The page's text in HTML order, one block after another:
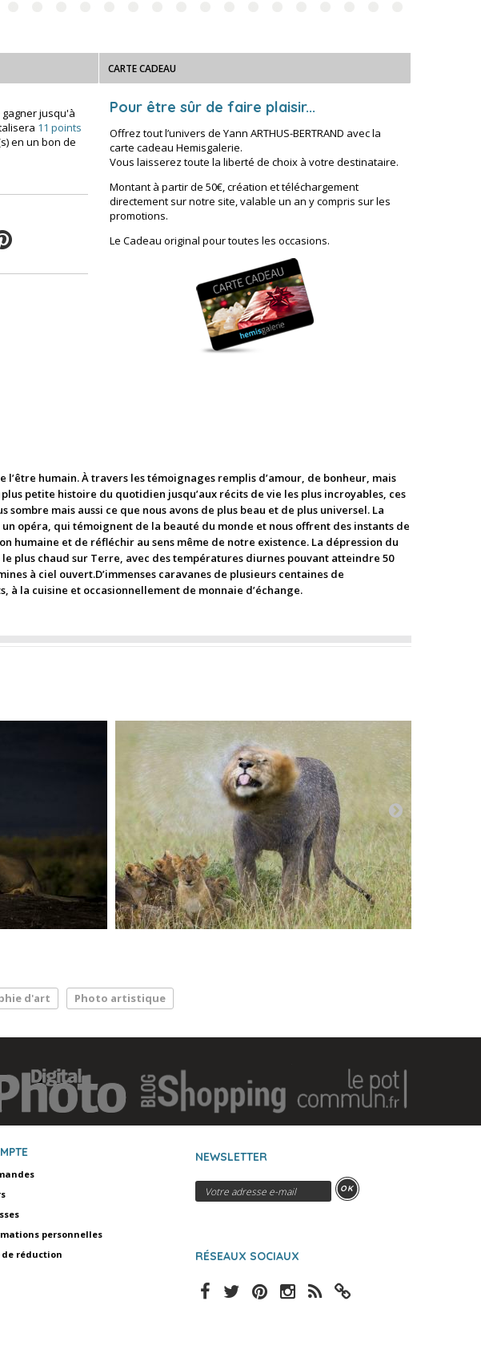
jusqu'à
11 points
en un bon de
CARTE CADEAU
Pour être sûr de faire plaisir...
Offrez tout l’univers de Yann ARTHUS-BERTRAND avec la
carte cadeau Hemisgalerie.
Vous laisserez toute la liberté de choix à votre destinataire.
Montant à partir de 50€, création et téléchargement
directement sur notre site, valable un an y compris sur les
promotions.
Le Cadeau original pour toutes les occasions.
humain. À travers les témoignages remplis d’amour, de bonheur, mais
petite histoire du quotidien jusqu’aux récits de vie les plus incroyables, ces
mais aussi ce que nous avons de plus beau et de plus universel. La
opéra, qui témoignent de la beauté du monde et nous offrent des instants de
humaine et de réfléchir au sens même de notre existence. La dépression du
plus chaud sur Terre, avec des températures diurnes pouvant atteindre 50
à ciel ouvert.D’immenses caravanes de plusieurs centaines de
la cuisine et occasionnellement de monnaie d’échange.
d'art Photo artistique
personnelles
de réduction
NEWSLETTER
OK
RÉSEAUX SOCIAUX